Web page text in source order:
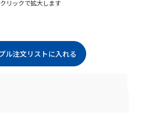
クリックで拡大します